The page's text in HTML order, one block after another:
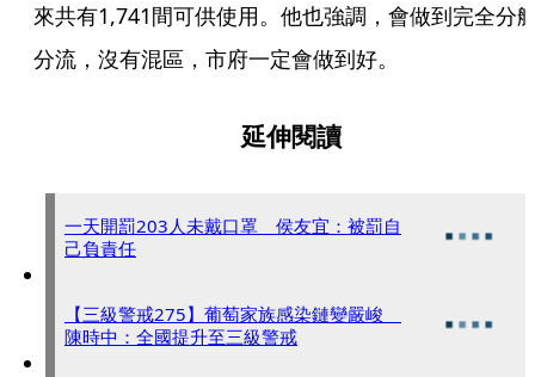
來共有1,741間可供使用。他也強調，會做到完全分
分流，沒有混區，市府一定會做到好。
延伸閱讀
一天開罰203人未戴口罩 侯友宜：被罰自
己負責任
【三級警戒275】葡萄家族感染鏈變嚴峻
陳時中：全國提升至三級警戒